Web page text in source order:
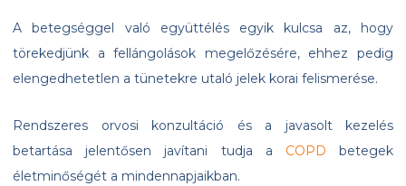
A betegséggel való együttélés egyik kulcsa az, hogy
törekedjünk a fellángolások megelőzésére, ehhez pedig
elengedhetetlen a tünetekre utaló jelek korai felismerése.
Rendszeres orvosi konzultáció és a javasolt kezelés
betartása jelentősen javítani tudja a COPD betegek
életminőségét a mindennapjaikban.